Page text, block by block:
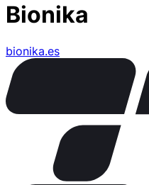
Bionika
bionika.es